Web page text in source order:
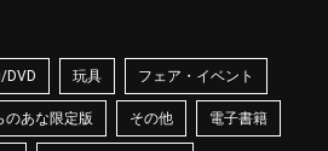
DVD 玩具 フェア・イベント
のあな限定版 その他 電子書籍